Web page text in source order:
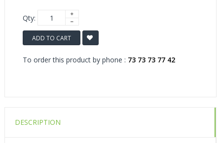
Qty:
ADD TO CART
To order this product by phone : 73 73 73 77 42
DESCRIPTION